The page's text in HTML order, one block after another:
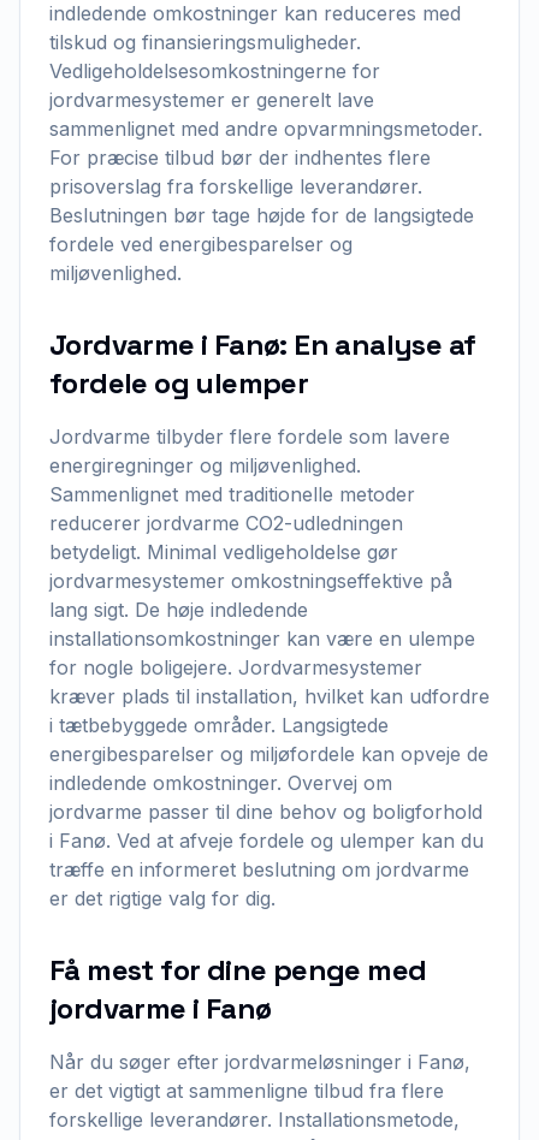
indledende omkostninger kan reduceres med
tilskud og finansieringsmuligheder.
Vedligeholdelsesomkostningerne for
jordvarmesystemer er generelt lave
sammenlignet med andre opvarmningsmetoder.
For præcise tilbud bør der indhentes flere
prisoverslag fra forskellige leverandører.
Beslutningen bør tage højde for de langsigtede
fordele ved energibesparelser og
miljøvenlighed.
Jordvarme i Fanø: En analyse af
fordele og ulemper
Jordvarme tilbyder flere fordele som lavere
energiregninger og miljøvenlighed.
Sammenlignet med traditionelle metoder
reducerer jordvarme CO2-udledningen
betydeligt. Minimal vedligeholdelse gør
jordvarmesystemer omkostningseffektive på
lang sigt. De høje indledende
installationsomkostninger kan være en ulempe
for nogle boligejere. Jordvarmesystemer
kræver plads til installation, hvilket kan udfordre
i tætbebyggede områder. Langsigtede
energibesparelser og miljøfordele kan opveje de
indledende omkostninger. Overvej om
jordvarme passer til dine behov og boligforhold
i Fanø. Ved at afveje fordele og ulemper kan du
træffe en informeret beslutning om jordvarme
er det rigtige valg for dig.
Få mest for dine penge med
jordvarme i Fanø
Når du søger efter jordvarmeløsninger i Fanø,
er det vigtigt at sammenligne tilbud fra flere
forskellige leverandører. Installationsmetode,